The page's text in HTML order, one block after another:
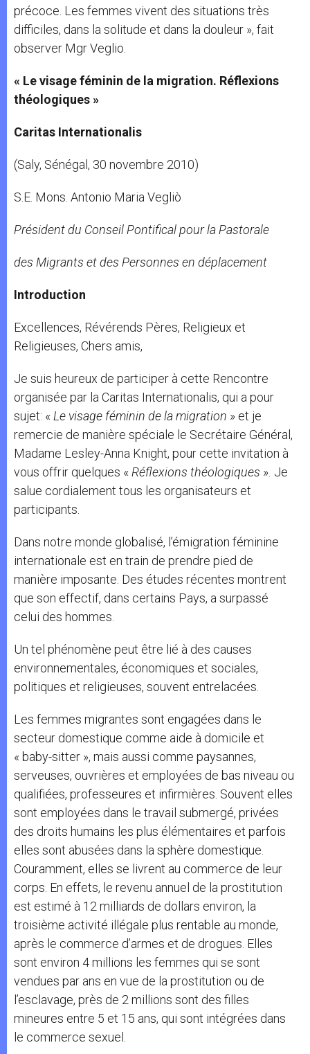
précoce. Les femmes vivent des situations très
difficiles, dans la solitude et dans la douleur », fait
observer Mgr Veglio.
« Le visage féminin de la migration. Réflexions
théologiques »
Caritas Internationalis
(Saly, Sénégal, 30 novembre 2010)
S.E. Mons. Antonio Maria Vegliò
Présidentdu Conseil Pontifical pour la Pastorale
des Migrants et des Personnes en déplacement
Introduction
Excellences, Révérends Pères, Religieux et
Religieuses, Chers amis,
Je suis heureux de participer à cette Rencontre
organisée par la Caritas Internationalis, qui a pour
sujet: « Le visage féminin de la migration » et je
remercie de manière spéciale le Secrétaire Général,
Madame Lesley-Anna Knight, pour cette invitation à
vous offrir quelques « Réflexions théologiques » Je
salue cordialement tous les organisateurs et
participants.
Dans notre monde globalisé, l’émigration féminine
internationale est en train de prendre pied de
manière imposante. Des études récentes montrent
que son effectif, dans certains Pays, a surpassé
celui des hommes.
Un tel phénomène peut être lié à des causes
environnementales, économiques et sociales,
politiques et religieuses, souvent entrelacées.
Les femmes migrantes sont engagées dans le
secteur domestique comme aide à domicile et
« baby-sitter », mais aussi comme paysannes,
serveuses, ouvrières et employées de bas niveau ou
qualifiées, professeures et infirmières. Souvent elles
sont employées dans le travail submergé, privées
des droits humains les plus élémentaires et parfois
elles sont abusées dans la sphère domestique.
Couramment, elles se livrent au commerce de leur
corps. En effets, le revenu annuel de la prostitution
est estimé à 12 milliards de dollars environ, la
troisième activité illégale plus rentable au monde,
après le commerce d’armes et de drogues. Elles
sont environ 4 millions les femmes qui se sont
vendues par ans en vue de la prostitution ou de
l’esclavage, près de 2 millions sont des filles
mineures entre 5 et 15 ans, qui sont intégrées dans
le commerce sexuel.